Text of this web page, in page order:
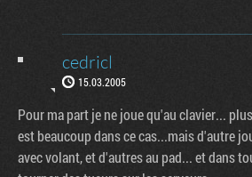
cedricl
15.03.2005
Pour ma part je ne joue qu'au clavier...
est beaucoup dans ce cas...mais d'autre
avec volant, et d'autres au pad... et dans